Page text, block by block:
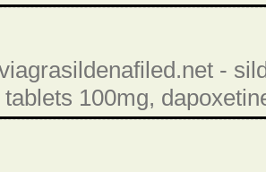
-
100mg,